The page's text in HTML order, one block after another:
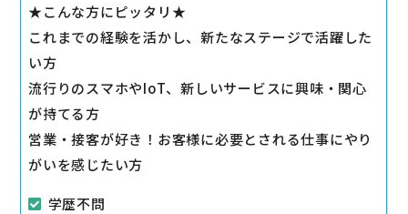
優先順位を確認し、お客様が納得されるまでいろいろ
なパターンを提案をしていきます。
●店舗運営：
契約書類の作成、在庫管理、プライスカード等の作
成、売り場作り等
★こんな方にピッタリ★
これまでの経験を活かし、新たなステージで活躍した
い方
流行りのスマホやIoT、新しいサービスに興味・関心
が持てる方
営業・接客が好き！お客様に必要とされる仕事にやり
がいを感じたい方
学歴不問